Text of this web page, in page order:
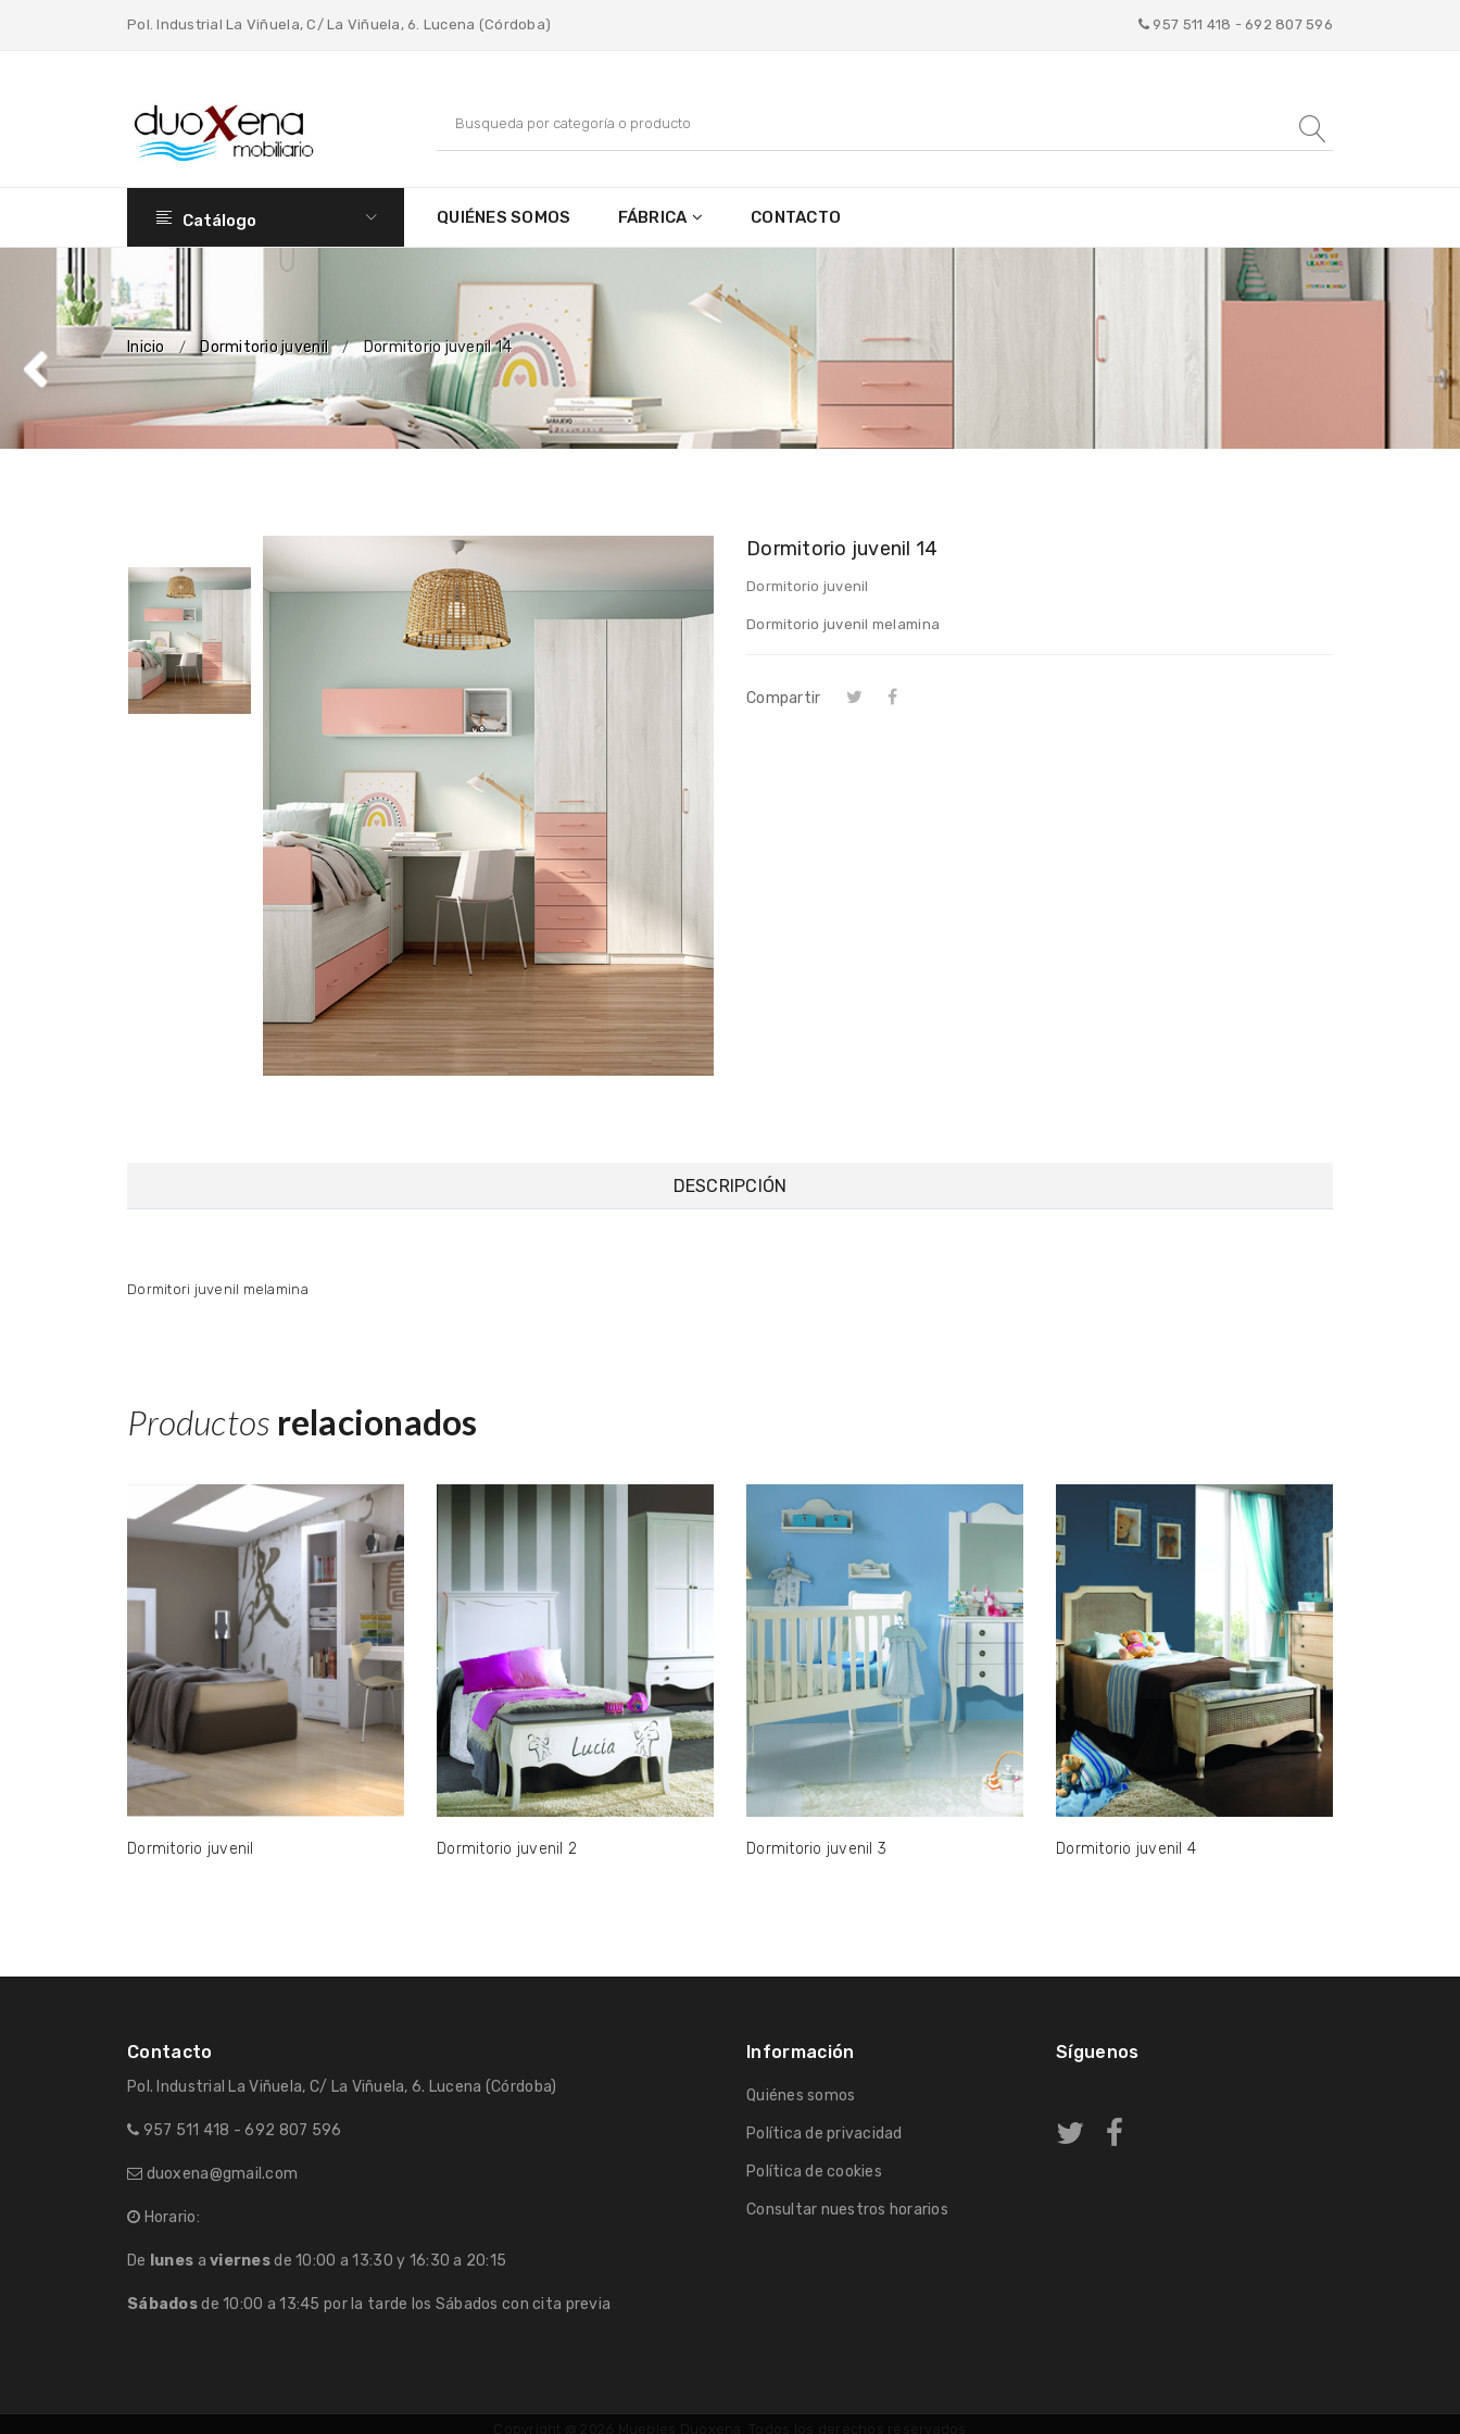
Pol. Industrial La Viñuela, C/ La Viñuela, 6. Lucena (Córdoba) 957 511 418 - 692 807 596
Catálogo QUIÉNES SOMOS FÁBRICA CONTACTO
Inicio / Dormitorio juvenil / Dormitorio juvenil 14
Dormitorio juvenil 14
Dormitorio juvenil
Dormitorio juvenil melamina
Compartir
DESCRIPCIÓN
Dormitori juvenil melamina
Productos relacionados
Dormitorio juvenil Dormitorio juvenil 2 Dormitorio juvenil 3 Dormitorio juvenil 4
Contacto
Pol. Industrial La Viñuela, C/ La Viñuela, 6. Lucena (Córdoba)
957 511 418 - 692 807 596
duoxena@gmail.com
Horario:
De lunes aviernesde 10:00 a 13:30 y 16:30 a 20:15
Sábadosde 10:00 a 13:45 por la tarde los Sábados con cita previa
Información
Quiénes somos
Política de privacidad
Política de cookies
Consultar nuestros horarios
Síguenos
Copyright @ 2026 Muebles Duoxena